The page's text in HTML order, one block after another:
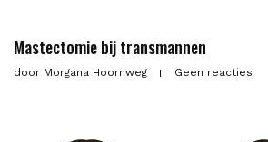
Mastectomie bij transmannen
door Morgana Hoornweg Geen reacties